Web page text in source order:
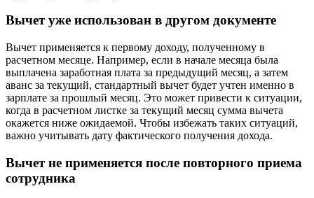
Вычет уже использован в другом документе
Вычет применяется к первому доходу, полученному в
расчетном месяце. Например, если в начале месяца была
выплачена заработная плата за предыдущий месяц, а затем
аванс за текущий, стандартный вычет будет учтен именно в
зарплате за прошлый месяц. Это может привести к ситуации,
когда в расчетном листке за текущий месяц сумма вычета
окажется ниже ожидаемой. Чтобы избежать таких ситуаций,
важно учитывать дату фактического получения дохода.
Вычет не применяется после повторного приема
сотрудника